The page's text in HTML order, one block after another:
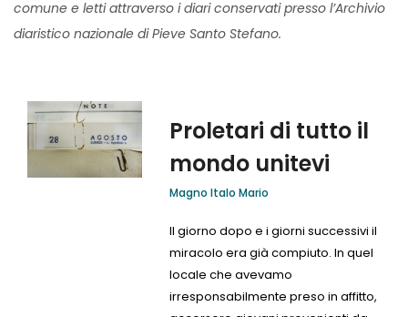
comune e letti attraverso i diari conservati presso l’Archivio
diaristico nazionale di Pieve Santo Stefano.
Proletari di tutto il
mondo unitevi
Magno Italo Mario
Il giorno dopo e i giorni successivi il
miracolo era già compiuto. In quel
locale che avevamo
irresponsabilmente preso in affitto,